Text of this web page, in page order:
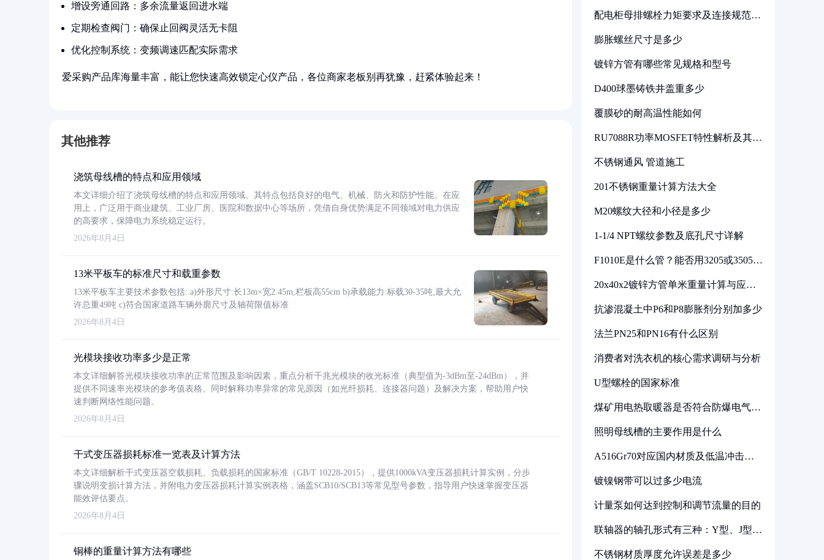
增设旁通回路：多余流量返回进水端
定期检查阀门：确保止回阀灵活无卡阻
优化控制系统：变频调速匹配实际需求
爱采购产品库海量丰富，能让您快速高效锁定心仪产品，各位商家老板别再犹豫，赶紧体验起来！
其他推荐
浇筑母线槽的特点和应用领域
本文详细介绍了浇筑母线槽的特点和应用领域。其特点包括良好的电气、机械、防火和防护性能。在应
用上，广泛用于商业建筑、工业厂房、医院和数据中心等场所，凭借自身优势满足不同领域对电力供应
的高要求，保障电力系统稳定运行。
2026年8月4日
13米平板车的标准尺寸和载重参数
13米平板车主要技术参数包括: a)外形尺寸:长13m×宽2.45m,栏板高55cm b)承载能力:标载30-35吨,最大允
许总重49吨 c)符合国家道路车辆外廓尺寸及轴荷限值标准
2026年8月4日
光模块接收功率多少是正常
本文详细解答光模块接收功率的正常范围及影响因素，重点分析千兆光模块的收光标准（典型值为-3dBm至-24dBm），并
提供不同速率光模块的参考值表格。同时解释功率异常的常见原因（如光纤损耗、连接器问题）及解决方案，帮助用户快
速判断网络性能问题。
2026年8月4日
干式变压器损耗标准一览表及计算方法
本文详细解析干式变压器空载损耗、负载损耗的国家标准（GB/T 10228-2015），提供1000kVA变压器损耗计算实例，分步
骤说明变损计算方法，并附电力变压器损耗计算实例表格，涵盖SCB10/SCB13等常见型号参数，指导用户快速掌握变压器
能效评估要点。
2026年8月4日
铜棒的重量计算方法有哪些
配电柜母排螺栓力矩要求及连接规范详
膨胀螺丝尺寸是多少
镀锌方管有哪些常见规格和型号
D400球墨铸铁井盖重多少
覆膜砂的耐高温性能如何
RU7088R功率MOSFET特性解析及其在
不锈钢通风 管道施工
201不锈钢重量计算方法大全
M20螺纹大径和小径是多少
1-1/4 NPT螺纹参数及底孔尺寸详解
F1010E是什么管？能否用3205或3505代
20x40x2镀锌方管单米重量计算与应用
抗渗混凝土中P6和P8膨胀剂分别加多少
法兰PN25和PN16有什么区别
消费者对洗衣机的核心需求调研与分析
U型螺栓的国家标准
煤矿用电热取暖器是否符合防爆电气设
照明母线槽的主要作用是什么
A516Gr70对应国内材质及低温冲击要
镀镍钢带可以过多少电流
计量泵如何达到控制和调节流量的目的
联轴器的轴孔形式有三种：Y型、J型、
不锈钢材质厚度允许误差是多少